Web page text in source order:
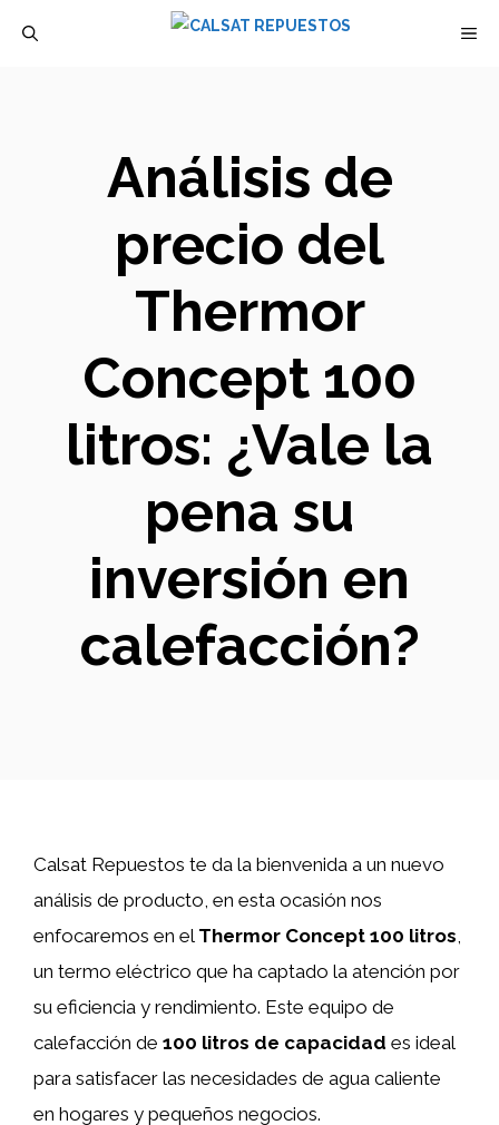
Análisis de
precio del
Thermor
Concept 100
litros: ¿Vale la
pena su
inversión en
calefacción?
Calsat Repuestos te da la bienvenida a un nuevo
análisis de producto, en esta ocasión nos
enfocaremos en el Thermor Concept 100 litros,
un termo eléctrico que ha captado la atención por
su eficiencia y rendimiento. Este equipo de
calefacción de 100 litros de capacidad es ideal
para satisfacer las necesidades de agua caliente
en hogares y pequeños negocios.